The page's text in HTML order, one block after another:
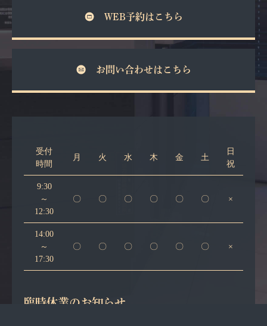
WEB予約はこちら
お問い合わせはこちら
受付
時間
月 火 水 木 金 土
日
祝
9:30
～
12:30
〇 〇 〇 〇 〇 〇 ×
14:00
～
17:30
〇 〇 〇 〇 〇 〇 ×
臨時休業のお知らせ